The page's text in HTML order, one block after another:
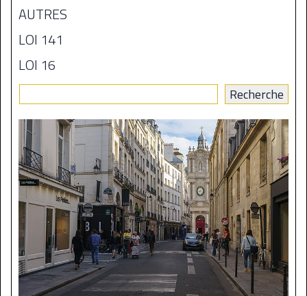
AUTRES
LOI 141
LOI 16